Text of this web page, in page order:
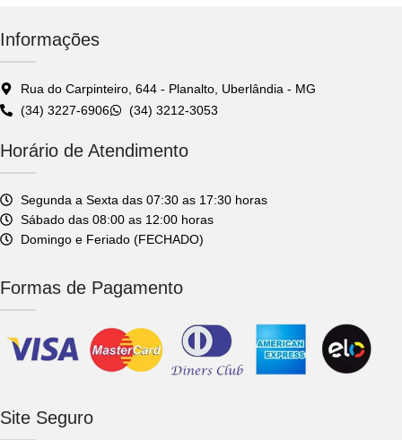
Informações
Rua do Carpinteiro, 644 - Planalto, Uberlândia - MG
(34) 3227-6906
(34) 3212-3053
Horário de Atendimento
Segunda a Sexta das 07:30 as 17:30 horas
Sábado das 08:00 as 12:00 horas
Domingo e Feriado (FECHADO)
Formas de Pagamento
Site Seguro